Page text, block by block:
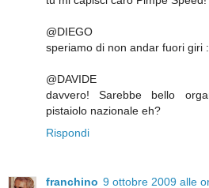
@DIEGO
speriamo di non andar fuori giri
@DAVIDE
davvero! Sarebbe bello
pistaiolo nazionale eh?
Rispondi
franchino 9 ottobre 2009 alle